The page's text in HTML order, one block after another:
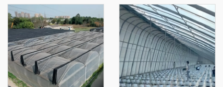
छायादान प्रणाली/सिंचाई प्रणाली
हो